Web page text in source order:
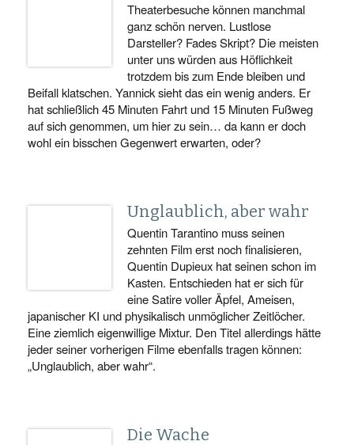
Theaterbesuche können manchmal
ganz schön nerven. Lustlose
Darsteller? Fades Skript? Die meisten
unter uns würden aus Höflichkeit
trotzdem bis zum Ende bleiben und
Beifall klatschen. Yannick sieht das ein wenig anders. Er
hat schließlich 45 Minuten Fahrt und 15 Minuten Fußweg
auf sich genommen, um hier zu sein… da kann er doch
wohl ein bisschen Gegenwert erwarten, oder?
Unglaublich, aber wahr
Quentin Tarantino muss seinen
zehnten Film erst noch finalisieren,
Quentin Dupieux hat seinen schon im
Kasten. Entschieden hat er sich für
eine Satire voller Äpfel, Ameisen,
japanischer KI und physikalisch unmöglicher Zeitlöcher.
Eine ziemlich eigenwillige Mixtur. Den Titel allerdings hätte
jeder seiner vorherigen Filme ebenfalls tragen können:
„Unglaublich, aber wahr“.
Die Wache